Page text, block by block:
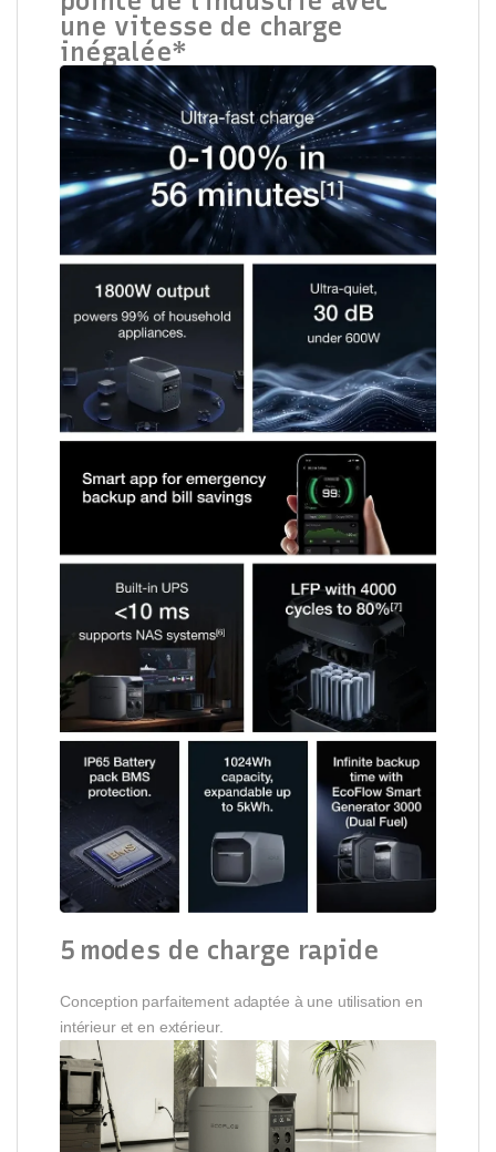
une vitesse de charge
inégalée*
5 modes de charge rapide
Conception parfaitement adaptée à une utilisation en
intérieur et en extérieur.